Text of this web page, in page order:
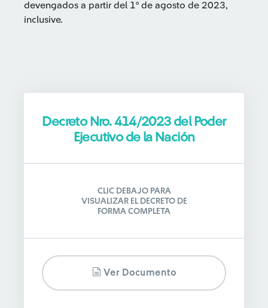
devengados a partir del 1° de agosto de 2023,
inclusive.
Decreto Nro. 414/2023 del Poder
Ejecutivo de la Nación
CLIC DEBAJO PARA
VISUALIZAR EL DECRETO DE
FORMA COMPLETA
Ver Documento